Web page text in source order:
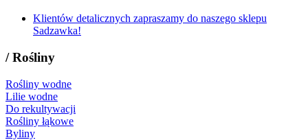
Klientów detalicznych zapraszamy do naszego sklepu
Sadzawka!
/Rośliny
Rośliny wodne
Lilie wodne
Do rekultywacji
Rośliny łąkowe
Byliny